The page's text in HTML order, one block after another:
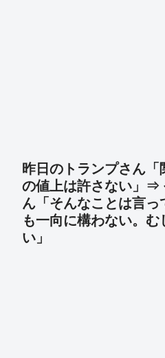
昨日のトランプさん
の値上は許さない」⇒
ん「そんなことは言
も一向に構わない。
い」